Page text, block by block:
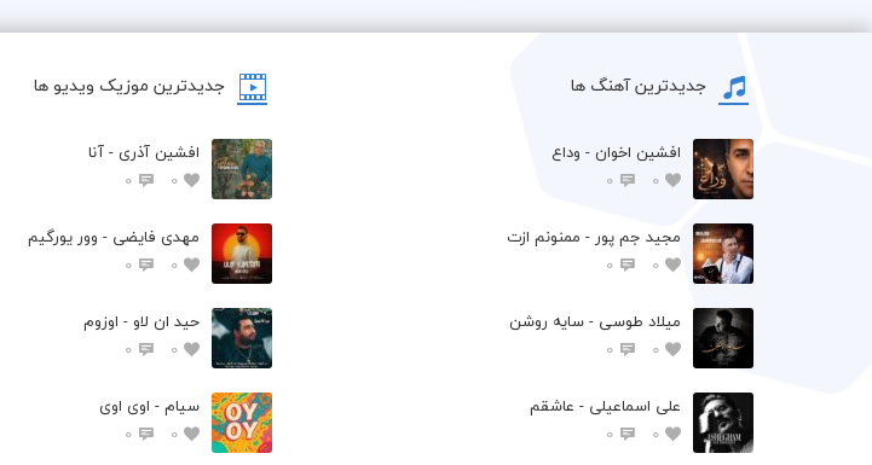
جدیدترین آهنگ ها
افشين اخوان - وداع
0
0
مجید جم پور - ممنونم ازت
0
0
میلاد طوسی - سایه روشن
0
0
علی اسماعیلی - عاشقم
0
0
جدیدترین موزیک ویدیو ها
افشین آذری - آنا
0
0
مهدی فایضی - وور یورگیم
0
0
حید ان لاو - اوزوم
0
0
سیام - اوی اوی
0
0